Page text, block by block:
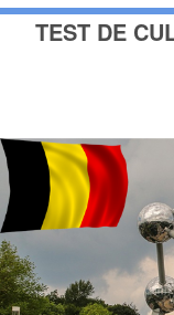
TEST DE